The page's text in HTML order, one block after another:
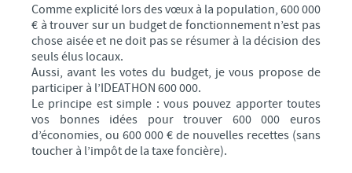
Comme explicité lors des vœux à la population, 600 000
€ à trouver sur un budget de fonctionnement n’est pas
chose aisée et ne doit pas se résumer à la décision des
seuls élus locaux.
Aussi, avant les votes du budget, je vous propose de
participer à l’IDEATHON 600 000.
Le principe est simple : vous pouvez apporter toutes
vos bonnes idées pour trouver 600 000 euros
d’économies, ou 600 000 € de nouvelles recettes (sans
toucher à l’impôt de la taxe foncière).